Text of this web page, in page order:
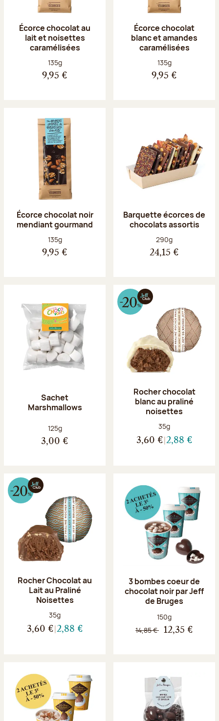
Écorce chocolat au
lait et noisettes
caramélisées
Poids net :
135g
9,95 €
Écorce chocolat
blanc et amandes
caramélisées
Poids net :
135g
9,95 €
Écorce chocolat noir
mendiant gourmand
Poids net :
135g
9,95 €
Barquette écorces de
chocolats assortis
Poids net :
290g
24,15 €
Sachet
Marshmallows
Poids net :
125g
3,00 €
Rocher chocolat
blanc au praliné
noisettes
Poids net :
35g
3,60 € 2,88 €
Rocher Chocolat au
Lait au Praliné
Noisettes
Poids net :
35g
3,60 € 2,88 €
3 bombes coeur de
chocolat noir par Jeff
de Bruges
Poids net :
150g
14,85 € 12,35 €